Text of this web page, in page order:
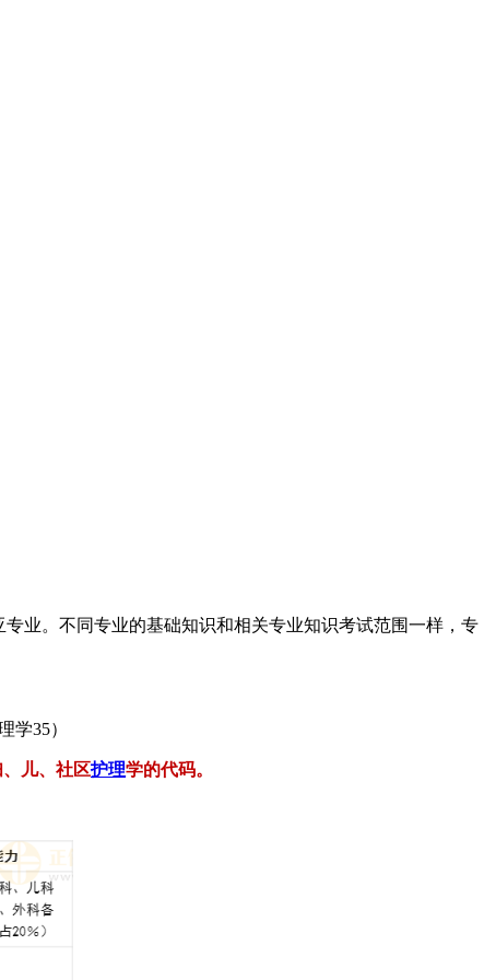
专业。不同专业的基础知识和相关专业知识考试范围一样，专
学35）
儿、社区护理学的代码。